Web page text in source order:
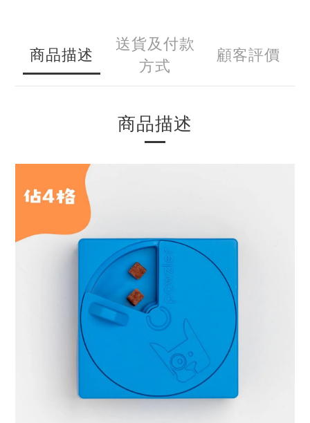
商品描述
送貨及付款
方式
顧客評價
商品描述